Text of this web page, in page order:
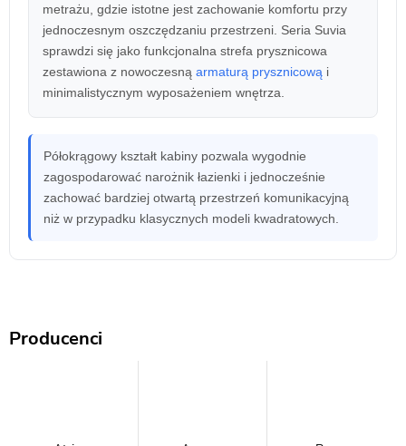
metrażu, gdzie istotne jest zachowanie komfortu przy
jednoczesnym oszczędzaniu przestrzeni. Seria Suvia
sprawdzi się jako funkcjonalna strefa prysznicowa
zestawiona z nowoczesną armaturą prysznicową i
minimalistycznym wyposażeniem wnętrza.
Półokrągowy kształt kabiny pozwala wygodnie
zagospodarować narożnik łazienki i jednocześnie
zachować bardziej otwartą przestrzeń komunikacyjną
niż w przypadku klasycznych modeli kwadratowych.
Producenci